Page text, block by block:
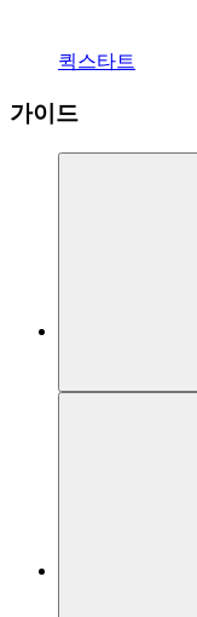
퀵스타트
가이드